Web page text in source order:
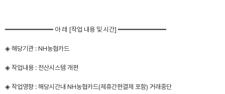
━━━━━━━━━━━━ 아 래 [작업 내용 및 시간] ━━━━━━━━━━━━
◈ 해당기관 : NH농협카드
◈ 작업내용 : 전산시스템 개편
◈ 작업영향 : 해당시간내 NH농협카드(제휴간편결제 포함) 거래중단